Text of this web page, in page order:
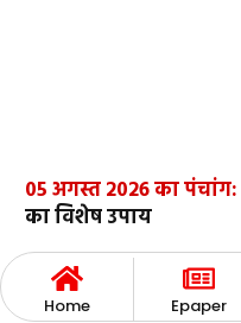
05 अगस्त 2026 का पंचांग:
का विशेष उपाय
Home Epaper